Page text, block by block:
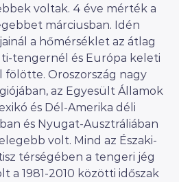
voltak. 4 éve mérték a
márciusban. Idén
a hőmérséklet az átlag
tengernél és Európa keleti
fölötte. Oroszország nagy
az Egyesült Államok
és Dél-Amerika déli
és Nyugat-Ausztráliában
volt. Mind az Északi-
térségében a tengeri jég
a 1981-2010 közötti időszak